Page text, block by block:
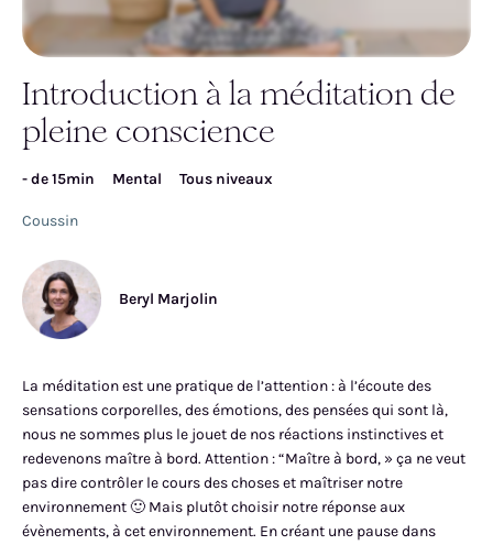
Inscrivez-vous pour accéder gratuitement à la
vidéo
Introduction à la méditation de
pleine conscience
- de 15min Mental Tous niveaux
Coussin
Beryl Marjolin
La méditation est une pratique de l’attention : à l’écoute des
sensations corporelles, des émotions, des pensées qui sont là,
nous ne sommes plus le jouet de nos réactions instinctives et
redevenons maître à bord. Attention : “Maître à bord, » ça ne veut
pas dire contrôler le cours des choses et maîtriser notre
environnement 🙂 Mais plutôt choisir notre réponse aux
évènements, à cet environnement. En créant une pause dans